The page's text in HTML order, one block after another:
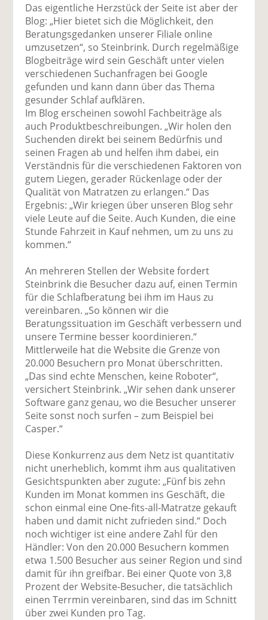
Das eigentliche Herzstück der Seite ist aber der
Blog: „Hier bietet sich die Möglichkeit, den
Beratungsgedanken unserer Filiale online
umzusetzen“, so Steinbrink. Durch regelmäßige
Blogbeiträge wird sein Geschäft unter vielen
verschiedenen Suchanfragen bei Google
gefunden und kann dann über das Thema
gesunder Schlaf aufklären.
Im Blog erscheinen sowohl Fachbeiträge als
auch Produktbeschreibungen. „Wir holen den
Suchenden direkt bei seinem Bedürfnis und
seinen Fragen ab und helfen ihm dabei, ein
Verständnis für die verschiedenen Faktoren von
gutem Liegen, gerader Rückenlage oder der
Qualität von Matratzen zu erlangen.“ Das
Ergebnis: „Wir kriegen über unseren Blog sehr
viele Leute auf die Seite. Auch Kunden, die eine
Stunde Fahrzeit in Kauf nehmen, um zu uns zu
kommen.“
An mehreren Stellen der Website fordert
Steinbrink die Besucher dazu auf, einen Termin
für die Schlafberatung bei ihm im Haus zu
vereinbaren. „So können wir die
Beratungssituation im Geschäft verbessern und
unsere Termine besser koordinieren.“
Mittlerweile hat die Website die Grenze von
20.000 Besuchern pro Monat überschritten.
„Das sind echte Menschen, keine Roboter“,
versichert Steinbrink. „Wir sehen dank unserer
Software ganz genau, wo die Besucher unserer
Seite sonst noch surfen – zum Beispiel bei
Casper.“
Diese Konkurrenz aus dem Netz ist quantitativ
nicht unerheblich, kommt ihm aus qualitativen
Gesichtspunkten aber zugute: „Fünf bis zehn
Kunden im Monat kommen ins Geschäft, die
schon einmal eine One-fits-all-Matratze gekauft
haben und damit nicht zufrieden sind.“ Doch
noch wichtiger ist eine andere Zahl für den
Händler: Von den 20.000 Besuchern kommen
etwa 1.500 Besucher aus seiner Region und sind
damit für ihn greifbar. Bei einer Quote von 3,8
Prozent der Website-Besucher, die tatsächlich
einen Terrmin vereinbaren, sind das im Schnitt
über zwei Kunden pro Tag.